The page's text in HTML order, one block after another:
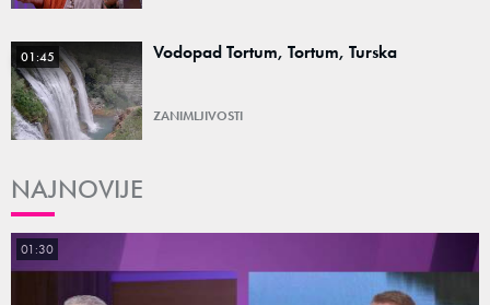
01:45 Vodopad Tortum, Tortum, Turska
ZANIMLJIVOSTI
NAJNOVIJE
01:30